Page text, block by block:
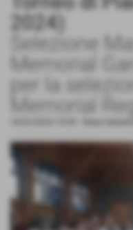
2024)
Selezione
Memorial
per la
Memorial